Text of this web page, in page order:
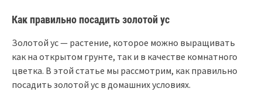
Как правильно посадить золотой ус
Золотой ус — растение, которое можно выращивать
как на открытом грунте, так и в качестве комнатного
цветка. В этой статье мы рассмотрим, как правильно
посадить золотой ус в домашних условиях.